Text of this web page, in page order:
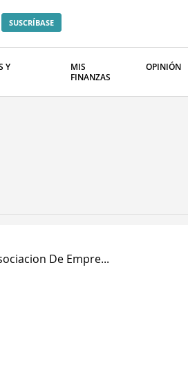
SUSCRÍBASE
Y
MIS
FINANZAS
OPINIÓN
De Empre...